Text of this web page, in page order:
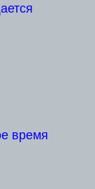
время